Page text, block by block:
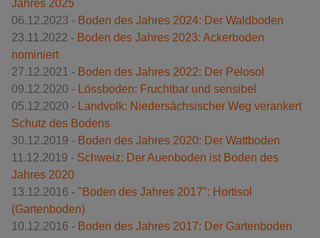
Jahres 2025
06.12.2023 - Boden des Jahres 2024: Der Waldboden
23.11.2022 - Boden des Jahres 2023: Ackerboden
nominiert
27.12.2021 - Boden des Jahres 2022: Der Pelosol
09.12.2020 - Lössboden: Fruchtbar und sensibel
05.12.2020 - Landvolk: Niedersächsischer Weg verankert
Schutz des Bodens
30.12.2019 - Boden des Jahres 2020: Der Wattboden
11.12.2019 - Schweiz: Der Auenboden ist Boden des
Jahres 2020
13.12.2016 - "Boden des Jahres 2017": Hortisol
(Gartenboden)
10.12.2016 - Boden des Jahres 2017: Der Gartenboden